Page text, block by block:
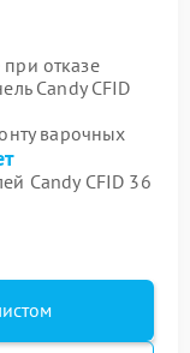
отказе
Candy CFID
варочных
Candy CFID 36